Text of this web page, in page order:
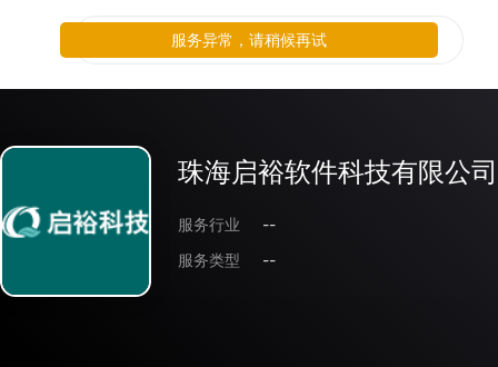
珠海启裕软件科技有限公司
服务行业
--
服务类型
--
服务异常，请稍候再试